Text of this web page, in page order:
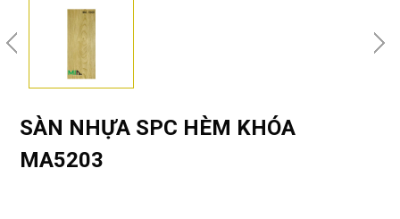
SÀN NHỰA SPC HÈM KHÓA
MA5203